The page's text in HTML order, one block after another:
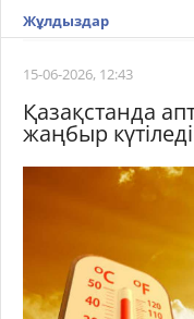
Жұлдыздар
15-06-2026, 12:43
Қазақстанда
жаңбыр күтіледі